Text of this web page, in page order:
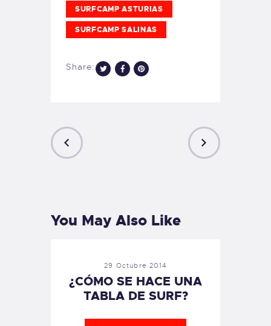
SURFCAMP ASTURIAS
SURFCAMP SALINAS
Share:
You May Also Like
29 Octubre 2014
¿CÓMO SE HACE UNA
TABLA DE SURF?